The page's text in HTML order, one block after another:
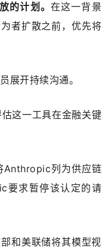
的计划。 在这一背景
者扩散之前，优先将
展开持续沟通。
这一工具在金融关键
Anthropic列为供应链
要求暂停该认定的请
和美联储将其模型视